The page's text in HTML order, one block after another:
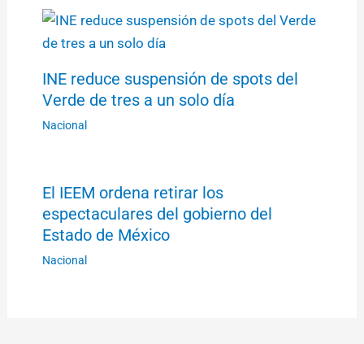
INE reduce suspensión de spots del
Verde de tres a un solo día
Nacional
El IEEM ordena retirar los
espectaculares del gobierno del
Estado de México
Nacional